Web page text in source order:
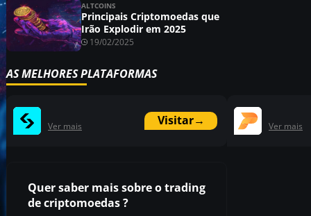
ALTCOINS
Principais Criptomoedas que
Irão Explodir em 2025
19/02/2025
AS MELHORES PLATAFORMAS
Visitar→
Ver mais Ver mais
Quer saber mais sobre o trading
de criptomoedas ?